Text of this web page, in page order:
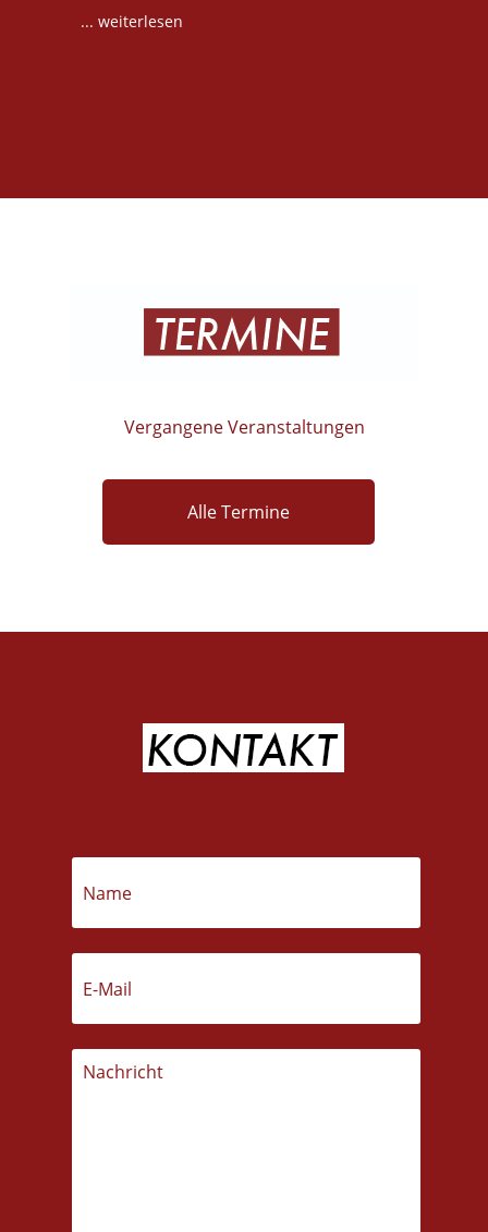
... weiterlesen
Vergangene Veranstaltungen